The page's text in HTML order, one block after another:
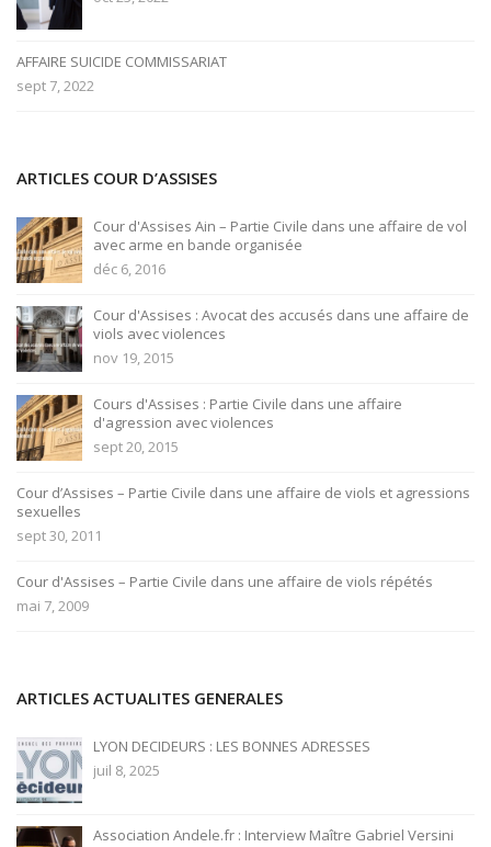
AFFAIRE SUICIDE COMMISSARIAT
sept 7, 2022
ARTICLES COUR D’ASSISES
Cour d'Assises Ain – Partie Civile dans une affaire de vol
avec arme en bande organisée
déc 6, 2016
Cour d'Assises : Avocat des accusés dans une affaire de
viols avec violences
nov 19, 2015
Cours d'Assises : Partie Civile dans une affaire
d'agression avec violences
sept 20, 2015
Cour d’Assises – Partie Civile dans une affaire de viols et agressions
sexuelles
sept 30, 2011
Cour d'Assises – Partie Civile dans une affaire de viols répétés
mai 7, 2009
ARTICLES ACTUALITES GENERALES
LYON DECIDEURS : LES BONNES ADRESSES
juil 8, 2025
Association Andele.fr : Interview Maître Gabriel Versini